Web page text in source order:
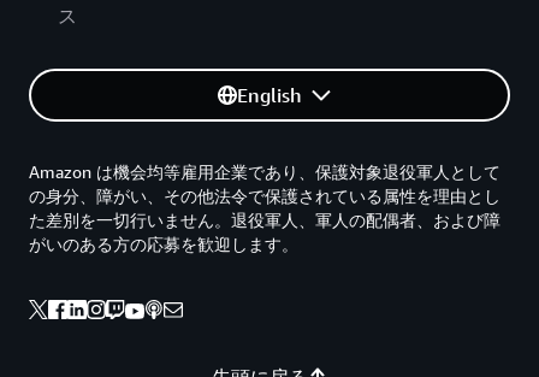
ス
English
Amazon は機会均等雇用企業であり、保護対象退役軍人として
の身分、障がい、その他法令で保護されている属性を理由とし
た差別を一切行いません。退役軍人、軍人の配偶者、および障
がいのある方の応募を歓迎します。